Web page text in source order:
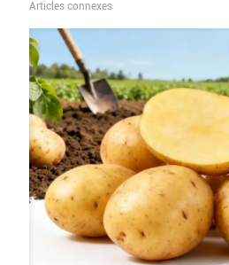
Articles connexes